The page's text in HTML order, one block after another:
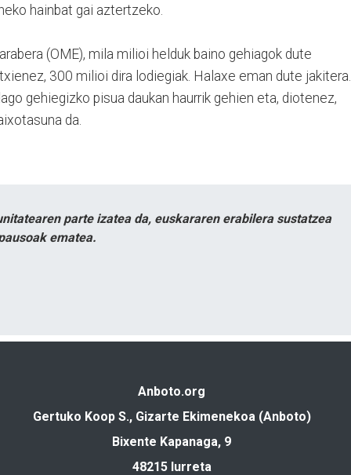
hainbat gai aztertzeko.
(OME), mila milioi helduk baino gehiagok dute
300 milioi dira lodiegiak. Halaxe eman dute jakitera.
gehiegizko pisua daukan haurrik gehien eta, diotenez,
da.
parte izatea da, euskararen erabilera sustatzea
ematea.
Anboto.org
Gertuko Koop S., Gizarte Ekimenekoa (Anboto)
Bixente Kapanaga, 9
48215 Iurreta